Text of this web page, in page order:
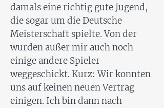
damals eine richtig gute Jugend,
die sogar um die Deutsche
Meisterschaft spielte. Von der
wurden außer mir auch noch
einige andere Spieler
weggeschickt. Kurz: Wir konnten
uns auf keinen neuen Vertrag
einigen. Ich bin dann nach